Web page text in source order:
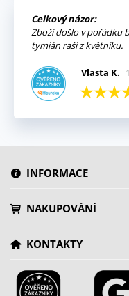
Celkový názor:
Zboží došlo v pořádku
tymián raší z květníku.
Vlasta K.
INFORMACE
NAKUPOVÁNÍ
KONTAKTY